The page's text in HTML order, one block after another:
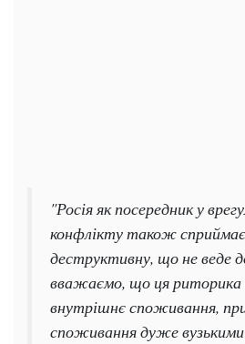
"Росія як посередник у
конфлікту також
деструктивну, що не веде
вважаємо, що ця риторика
внутрішнє споживання,
споживання дуже вузькими